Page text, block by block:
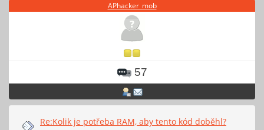
APhacker_mob
57
Re:Kolik je potřeba RAM, aby tento kód doběhl?